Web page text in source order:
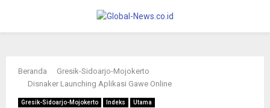
PRIMARY
MENU
Beranda
Gresik-Sidoarjo-Mojokerto
Disnaker Launching Aplikasi Gawe Online
Gresik-Sidoarjo-Mojokerto Indeks Utama